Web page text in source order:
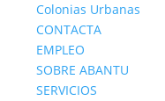
Colonias Urbanas
CONTACTA
EMPLEO
SOBRE ABANTU
SERVICIOS